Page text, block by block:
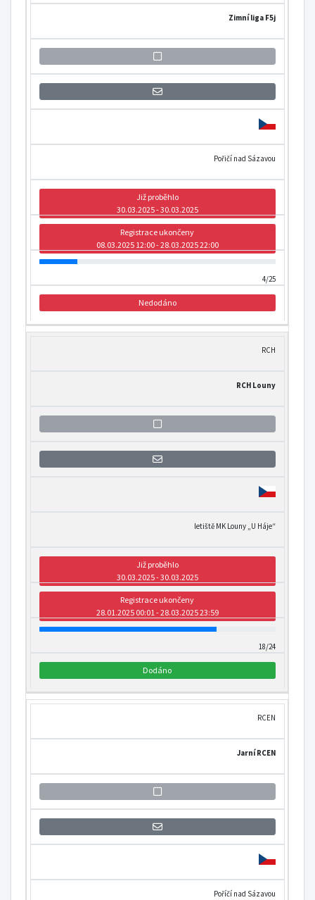
Zimní liga F5j
Přihlášení se k informaci o otevření
Pořičí nad Sázavou
Již proběhlo
30.03.2025 - 30.03.2025
Registrace ukončeny
08.03.2025 12:00 - 28.03.2025 22:00
4/25
Nedodáno
RCH
RCH Louny
Přihlášení se k informaci o otevření
letiště MK Louny „U Háje“
Již proběhlo
30.03.2025 - 30.03.2025
Registrace ukončeny
28.01.2025 00:01 - 28.03.2025 23:59
18/24
Dodáno
RCEN
Jarní RCEN
Přihlášení se k informaci o otevření
Poříčí nad Sázavou